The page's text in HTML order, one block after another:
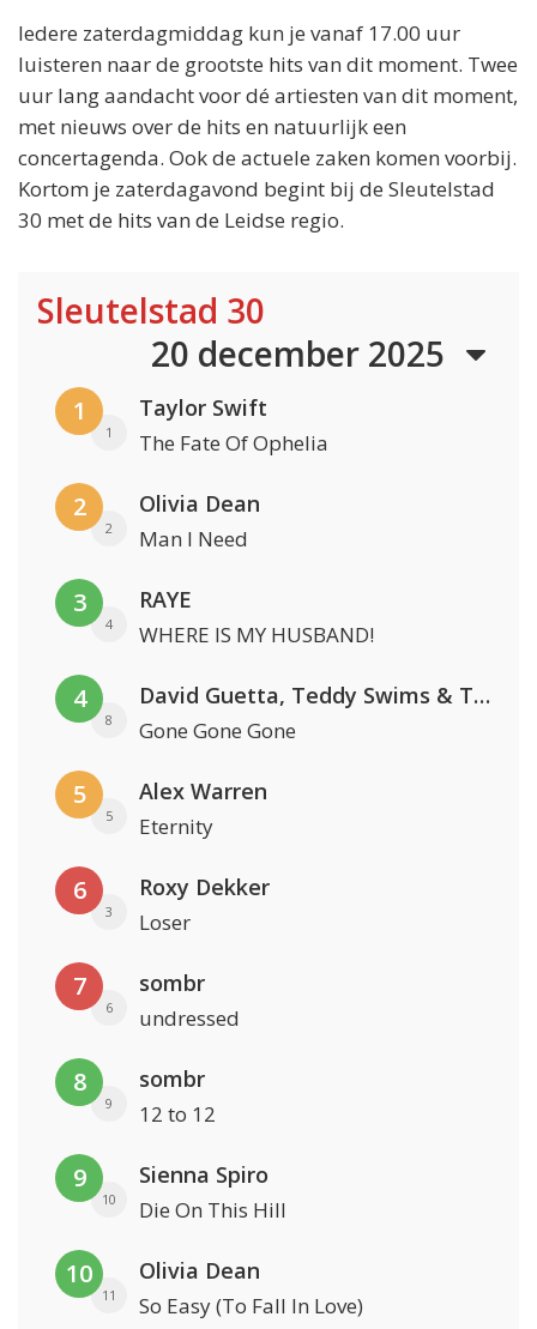
Iedere zaterdagmiddag kun je vanaf 17.00 uur
luisteren naar de grootste hits van dit moment. Twee
uur lang aandacht voor dé artiesten van dit moment,
met nieuws over de hits en natuurlijk een
concertagenda. Ook de actuele zaken komen voorbij.
Kortom je zaterdagavond begint bij de Sleutelstad
30 met de hits van de Leidse regio.
Sleutelstad 30
20 december 2025
1
1
Taylor Swift
The Fate Of Ophelia
2
2
Olivia Dean
Man I Need
3
4
RAYE
WHERE IS MY HUSBAND!
4
8
David Guetta, Teddy Swims & Tones And I
Gone Gone Gone
5
5
Alex Warren
Eternity
6
3
Roxy Dekker
Loser
7
6
sombr
undressed
8
9
sombr
12 to 12
9
10
Sienna Spiro
Die On This Hill
10
11
Olivia Dean
So Easy (To Fall In Love)